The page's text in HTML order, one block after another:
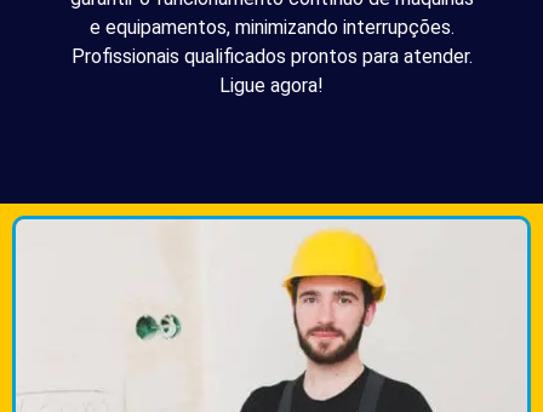
e equipamentos, minimizando interrupções.
Profissionais qualificados prontos para atender.
Ligue agora!